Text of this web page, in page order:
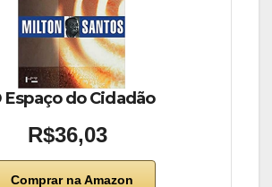
Espaço do Cidadão
R$36,03
Comprar na Amazon